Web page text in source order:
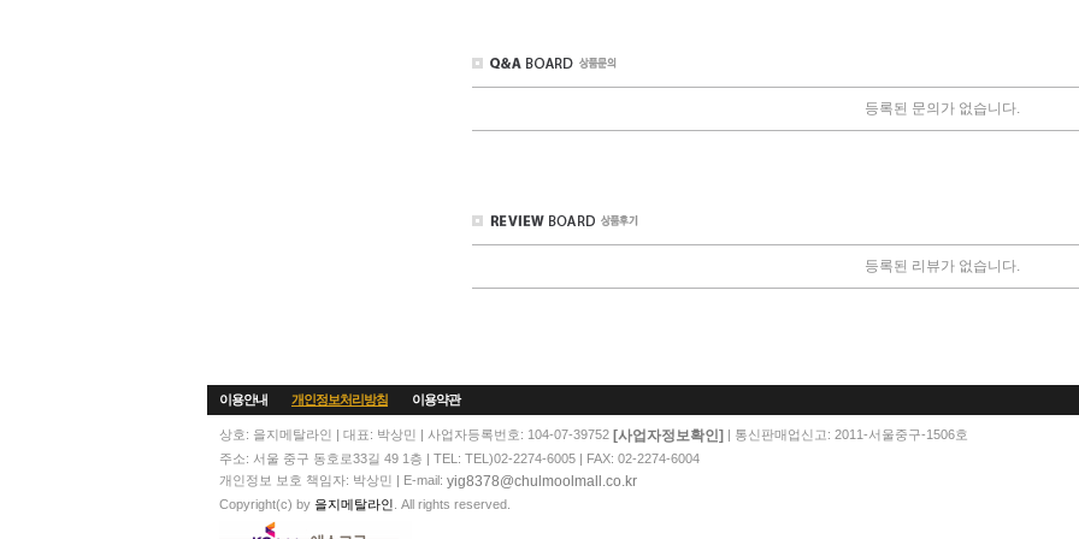
등록된 문의가 없습니다.
등록된 리뷰가 없습니다.
이용안내 개인정보처리방침 이용약관
상호: 을지메탈라인 | 대표: 박상민 | 사업자등록번호: 104-07-39752 [사업자정보확인]
| 통신판매업신고: 2011-서울중구-1506호
주소: 서울 중구 동호로33길 49 1층 | TEL: TEL)02-2274-6005 | FAX: 02-2274-6004
개인정보 보호 책임자: 박상민 | E-mail: yig8378@chulmoolmall.co.kr
Copyright(c) by 을지메탈라인 . All rights reserved.